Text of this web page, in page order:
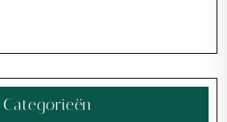
Categorieën